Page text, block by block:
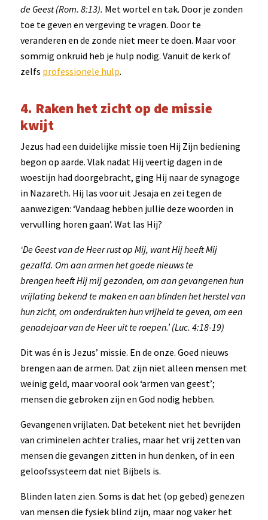
de Geest (Rom. 8:13). Met wortel en tak. Door je zonden
toe te geven en vergeving te vragen. Door te
veranderen en de zonde niet meer te doen. Maar voor
sommig onkruid heb je hulp nodig. Vanuit de kerk of
zelfs professionele hulp.
4. Raken het zicht op de missie
kwijt
Jezus had een duidelijke missie toen Hij Zijn bediening
begon op aarde. Vlak nadat Hij veertig dagen in de
woestijn had doorgebracht, ging Hij naar de synagoge
in Nazareth. Hij las voor uit Jesaja en zei tegen de
aanwezigen: ‘Vandaag hebben jullie deze woorden in
vervulling horen gaan’. Wat las Hij?
‘De Geest van de Heer rust op Mij, want Hij heeft Mij
gezalfd. Om aan armen het goede nieuws te
brengenheeft Hij mij gezonden, om aan gevangenen hun
vrijlating bekend te makenen aan blinden het herstel van
hun zicht, om onderdrukten hun vrijheid te geven, om een
genadejaar van de Heer uit te roepen.’ (Luc. 4:18-19)
Dit was én is Jezus’ missie. En de onze. Goed nieuws
brengen aan de armen. Dat zijn niet alleen mensen met
weinig geld, maar vooral ook ‘armen van geest’;
mensen die gebroken zijn en God nodig hebben.
Gevangenen vrijlaten. Dat betekent niet het bevrijden
van criminelen achter tralies, maar het vrij zetten van
mensen die gevangen zitten in hun denken, of in een
geloofssysteem dat niet Bijbels is.
Blinden laten zien. Soms is dat het (op gebed) genezen
van mensen die fysiek blind zijn, maar nog vaker het